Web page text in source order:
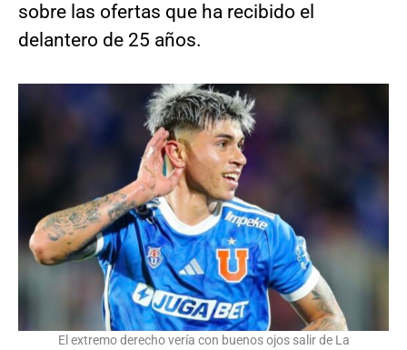
sobre las ofertas que ha recibido el
delantero de 25 años.
El extremo derecho vería con buenos ojos salir de La